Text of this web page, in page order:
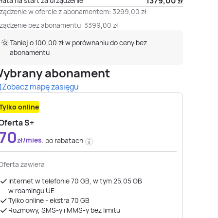
w ofercie z abonamentem: 3299,00 zł
bez abonamentu: 3399,00 zł
Taniej o 100,00 zł w porównaniu do ceny bez
abonamentu
abonament
Zobacz mapę zasięgu
online
S+
zł/mies. po rabatach
zawiera
Internet w telefonie 70 GB, w tym 25,05 GB
w roamingu UE
Tylko online - ekstra 70 GB
Rozmowy, SMS-y i MMS-y bez limitu